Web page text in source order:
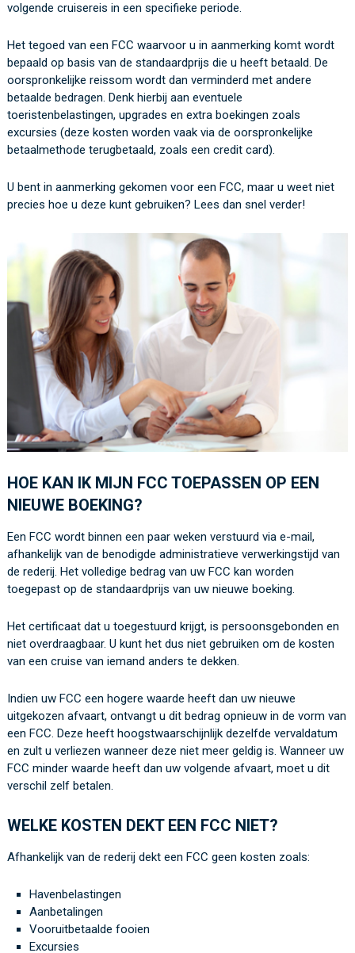
volgende cruisereis in een specifieke periode.
Het tegoed van een FCC waarvoor u in aanmerking komt wordt
bepaald op basis van de standaardprijs die u heeft betaald. De
oorspronkelijke reissom wordt dan verminderd metandere
betaalde bedragen. Denk hierbij aan eventuele
toeristenbelastingen, upgrades en extra boekingen zoals
excursies (deze kosten worden vaak viade oorspronkelijke
betaalmethode terugbetaald, zoals een credit card).
U bent in aanmerking gekomen vooreen FCC, maar u weet niet
precies hoe u deze kunt gebruiken? Lees dan snel verder!
HOE KAN IK MIJN FCC TOEPASSEN OP EEN
NIEUWE BOEKING?
Een FCC wordtbinnen een paar weken verstuurd via e-mail,
afhankelijk van de benodigde administratieve verwerkingstijd van
de rederij. Het volledige bedrag van uw FCC kan worden
toegepast op de standaardprijs van uw nieuwe boeking.
Het certificaatdat u toegestuurd krijgt, is persoonsgebonden en
niet overdraagbaar. U kunt het dus niet gebruiken om de kosten
van een cruise van iemand anders te dekken.
Indien uw FCC een hogere waarde heeft dan uw nieuwe
uitgekozen afvaart, ontvangtu dit bedrag opnieuw in de vorm van
een FCC. Deze heeft hoogstwaarschijnlijk dezelfde vervaldatum
en zult u verliezen wanneer deze niet meer geldig is. Wanneer uw
FCC minder waarde heeft dan uw volgende afvaart, moet u dit
verschil zelf betalen.
WELKE KOSTEN DEKT EEN FCC NIET?
Afhankelijk van de rederij dekt een FCC geen kosten zoals:
Havenbelastingen
Aanbetalingen
Vooruitbetaalde fooien
Excursies